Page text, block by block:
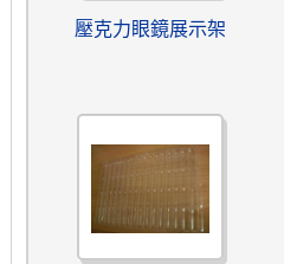
壓克力眼鏡展示架